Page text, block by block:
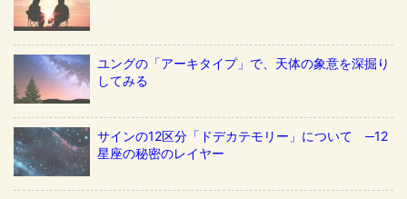
ユングの「アーキタイプ」で、天体の象意を深掘り
してみる
サインの12区分「ドデカテモリー」について ─12
星座の秘密のレイヤー